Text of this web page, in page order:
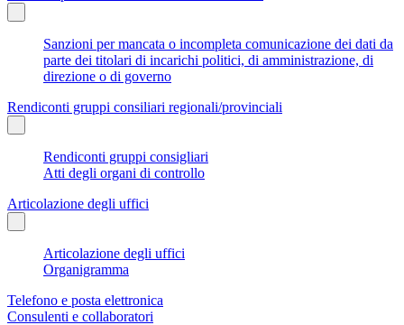
Sanzioni per mancata o incompleta comunicazione dei dati da
parte dei titolari di incarichi politici, di amministrazione, di
direzione o di governo
Rendiconti gruppi consiliari regionali/provinciali
Rendiconti gruppi consigliari
Atti degli organi di controllo
Articolazione degli uffici
Articolazione degli uffici
Organigramma
Telefono e posta elettronica
Consulenti e collaboratori